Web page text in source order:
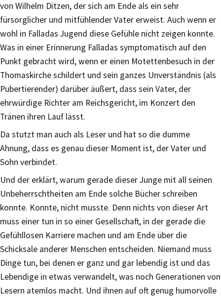
von Wilhelm Ditzen, der sich am Ende als ein sehr
fürsorglicher und mitfühlender Vater erweist. Auch wenn er
wohl in Falladas Jugend diese Gefühle nicht zeigen konnte.
Was in einer Erinnerung Falladas symptomatisch auf den
Punkt gebracht wird, wenn er einen Motettenbesuch in der
Thomaskirche schildert und sein ganzes Unverständnis (als
Pubertierender) darüber äußert, dass sein Vater, der
ehrwürdige Richter am Reichsgericht, im Konzert den
Tränen ihren Lauf lässt.
Da stutzt man auch als Leser und hat so die dumme
Ahnung, dass es genau dieser Moment ist, der Vater und
Sohn verbindet.
Und der erklärt, warum gerade dieser Junge mit all seinen
Unbeherrschtheiten am Ende solche Bücher schreiben
konnte. Konnte, nicht musste. Denn nichts von dieser Art
muss einer tun in so einer Gesellschaft, in der gerade die
Gefühllosen Karriere machen und am Ende über die
Schicksale anderer Menschen entscheiden. Niemand muss
Dinge tun, bei denen er ganz und gar lebendig ist und das
Lebendige in etwas verwandelt, was noch Generationen von
Lesern atemlos macht. Und ihnen auf oft genug humorvolle